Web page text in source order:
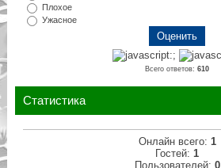
Плохое
Ужасное
Всего ответов:610
Статистика
Онлайн всего: 1
Гостей: 1
Пользователей: 0